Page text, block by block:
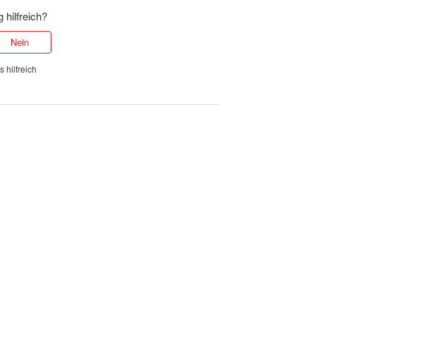
hilfreich?
Nein
hilfreich